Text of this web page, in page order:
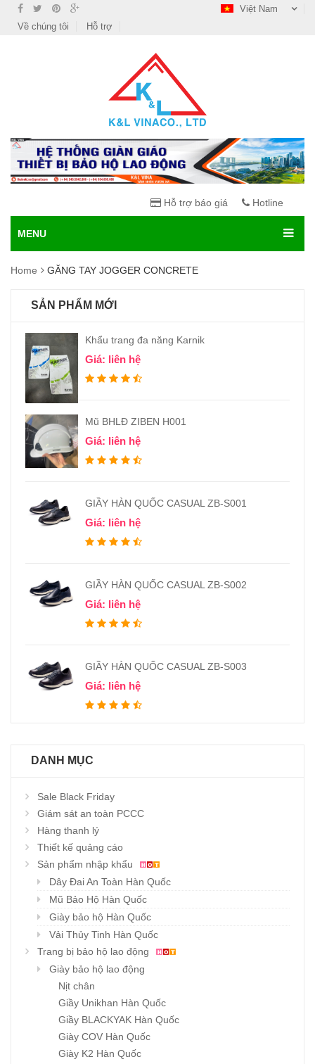
Việt Nam
Về chúng tôi
Hỗ trợ
Hỗ trợ báo giá Hotline
MENU
Home GĂNG TAY JOGGER CONCRETE
SẢN PHẨM MỚI
Khẩu trang đa năng Karnik
Giá: liên hệ
Mũ BHLĐ ZIBEN H001
Giá: liên hệ
GIẦY HÀN QUỐC CASUAL ZB-S001
Giá: liên hệ
GIẦY HÀN QUỐC CASUAL ZB-S002
Giá: liên hệ
GIẦY HÀN QUỐC CASUAL ZB-S003
Giá: liên hệ
DANH MỤC
Sale Black Friday
Giám sát an toàn PCCC
Hàng thanh lý
Thiết kế quảng cáo
Sản phẩm nhập khẩu
Dây Đai An Toàn Hàn Quốc
Mũ Bảo Hộ Hàn Quốc
Giày bảo hộ Hàn Quốc
Vải Thủy Tinh Hàn Quốc
Trang bị bảo hộ lao động
Giày bảo hộ lao động
Nịt chân
Giầy Unikhan Hàn Quốc
Giầy BLACKYAK Hàn Quốc
Giày COV Hàn Quốc
Giày K2 Hàn Quốc